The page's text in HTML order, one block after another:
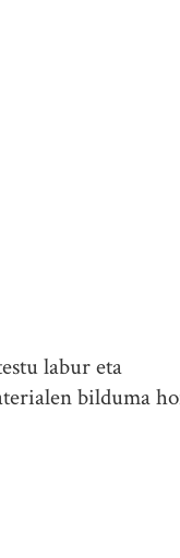
labur eta
bilduma